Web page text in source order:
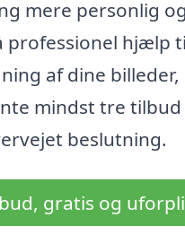
mere personlig
professionel hjælp
af dine billeder,
mindst tre
beslutning.
gratis og